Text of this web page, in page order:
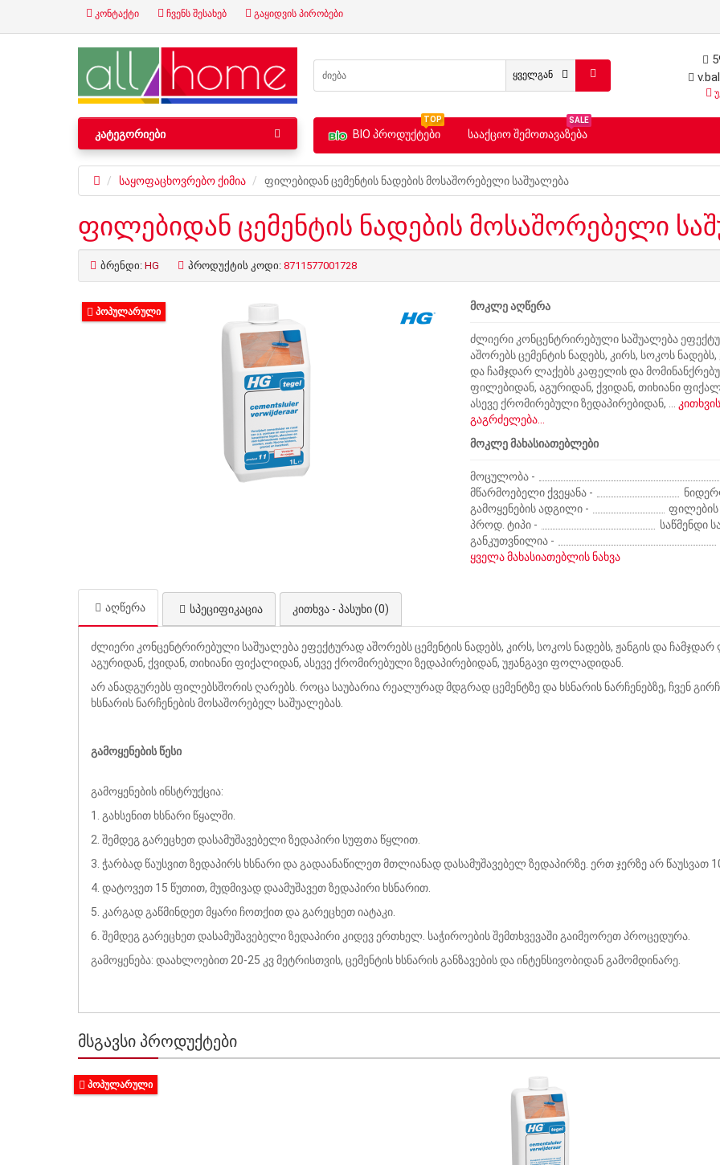
კონტაქტი ჩვენს შესახებ გაყიდვის პირობები
ყველგან
ᲙᲐᲢᲔᲒᲝᲠᲘᲔᲑᲘ
TOP
BIO ᲞᲠᲝᲓᲣᲥᲢᲔᲑᲘ
SALE
ᲡᲐᲐᲥᲪᲘᲝ ᲨᲔᲛᲝᲗᲐᲕᲐᲖᲔᲑᲐ
საყოფაცხოვრებო ქიმია ფილებიდან ცემენტის ნადების მოსაშორებელი საშუალება
ფილებიდან ცემენტის ნადების მოსაშორებელი
ბრენდი: HG პროდუქტის კოდი: 8711577001728
ᲞᲝᲞᲣᲚᲐᲠᲣᲚᲘ მოკლე აღწერა
ძლიერი კონცენტრირებული საშუალება
აშორებს ცემენტის ნადებს, კირს, სოკოს ნადებს,
და ჩამჯდარ ლაქებს კაფელის და
ფილებიდან, აგურიდან, ქვიდან, თიხიანი
ასევე ქრომირებული ზედაპირებიდან, ... კითხვის
გაგრძელება...
მოკლე მახასიათებლები
მოცულობა -
მწარმოებელი ქვეყანა -
გამოყენების ადგილი -
ფილების
პროდ. ტიპი -
საწმენდი
განკუთვნილია -
ყველა მახასიათებლის ნახვა
აღწერა სპეციფიკაცია კითხვა - პასუხი (0)
ძლიერი კონცენტრირებული საშუალება ეფექტურად აშორებს ცემენტის ნადებს, კირს, სოკოს ნადებს, ჟანგის და
აგურიდან, ქვიდან, თიხიანი ფიქალიდან, ასევე ქრომირებული ზედაპირებიდან, უჟანგავი ფოლადიდან.
არ ანადგურებს ფილებსშორის ღარებს. როცა საუბარია რეალურად მდგრად ცემენტზე და ხსნარის ნარჩენებზე, ჩვენ
ხსნარის ნარჩენების მოსაშორებელ საშუალებას.
გამოყენების წესი
გამოყენების ინსტრუქცია:
1. გახსენით ხსნარი წყალში.
2. შემდეგ გარეცხეთ დასამუშავებელი ზედაპირი სუფთა წყლით.
3. ჭარბად წაუსვით ზედაპირს ხსნარი და გადაანაწილეთ მთლიანად დასამუშავებელ ზედაპირზე. ერთ ჯერზე არ წაუსვათ
4. დატოვეთ 15 წუთით, მუდმივად დაამუშავეთ ზედაპირი ხსნარით.
5. კარგად გაწმინდეთ მყარი ჩოთქით და გარეცხეთ იატაკი.
6. შემდეგ გარეცხეთ დასამუშავებელი ზედაპირი კიდევ ერთხელ. საჭიროების შემთხვევაში გაიმეორეთ პროცედურა.
გამოყენება: დაახლოებით 20-25 კვ მეტრისთვის, ცემენტის ხსნარის განზავების და ინტენსივობიდან გამომდინარე.
ᲛᲡᲒᲐᲕᲡᲘ ᲞᲠᲝᲓᲣᲥᲢᲔᲑᲘ
ᲞᲝᲞᲣᲚᲐᲠᲣᲚᲘ